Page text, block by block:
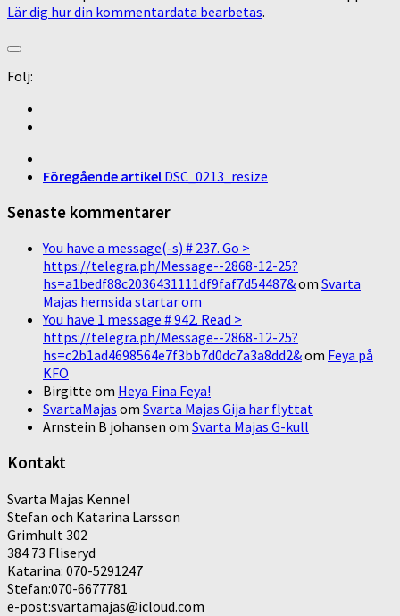
Lär dig hur din kommentardata bearbetas.
Följ:
Föregående artikel DSC_0213_resize
Senaste kommentarer
You have a message(-s) # 237. Go >
https://telegra.ph/Message--2868-12-25?
hs=a1bedf88c2036431111df9faf7d54487&om Svarta
Majas hemsida startar om
You have 1 message # 942. Read >
https://telegra.ph/Message--2868-12-25?
hs=c2b1ad4698564e7f3bb7d0dc7a3a8dd2&om Feya på
KFÖ
Birgitte om Heya Fina Feya!
SvartaMajas om Svarta Majas Gija har flyttat
Arnstein B johansen om Svarta Majas G-kull
Kontakt
Svarta Majas Kennel
Stefan och Katarina Larsson
Grimhult 302
384 73 Fliseryd
Katarina: 070-5291247
Stefan:070-6677781
e-post:svartamajas@icloud.com